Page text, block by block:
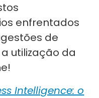
enfrentados
de
utilização da
Intelligence: o